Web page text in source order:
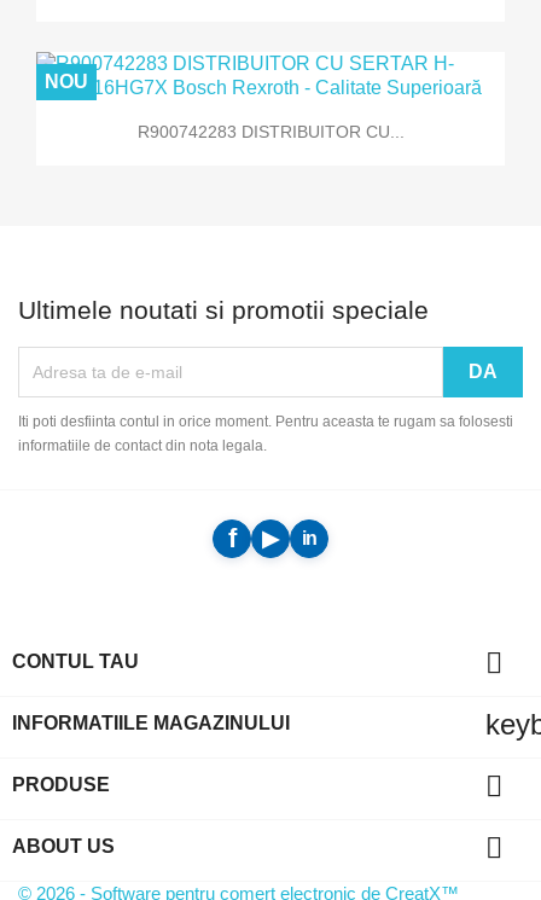
R900742283 DISTRIBUITOR CU...
NOU
Ultimele noutati si promotii speciale
Iti poti desfiinta contul in orice moment. Pentru aceasta te rugam sa folosesti
informatiile de contact din nota legala.
CONTUL TAU 
INFORMATIILE MAGAZINULUI
PRODUSE 
ABOUT US 
© 2026 - Software pentru comert electronic de CreatX™